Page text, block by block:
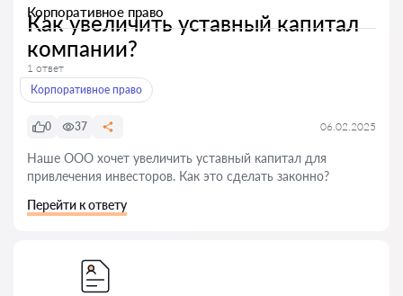
Корпоративное право
Как увеличить уставный капитал
компании?
1 ответ
Корпоративное право
0 37 06.02.2025
Наше ООО хочет увеличить уставный капитал для
привлечения инвесторов. Как это сделать законно?
Перейти к ответу